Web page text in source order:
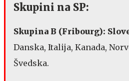
Skupini na SP:
Skupina B (Fribourg):
Danska, Italija, Kanada,
Švedska.